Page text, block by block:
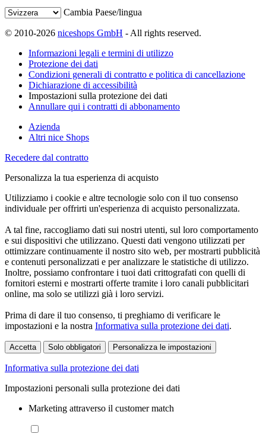
Cambia Paese/lingua
© 2010-2026 niceshops GmbH - All rights reserved.
Informazioni legali e termini di utilizzo
Protezione dei dati
Condizioni generali di contratto e politica di cancellazione
Dichiarazione di accessibilità
Impostazioni sulla protezione dei dati
Annullare qui i contratti di abbonamento
Azienda
Altri nice Shops
Recedere dal contratto
Personalizza la tua esperienza di acquisto
Utilizziamo i cookie e altre tecnologie solo con il tuo consenso
individuale per offrirti un'esperienza di acquisto personalizzata.
A tal fine, raccogliamo dati sui nostri utenti, sul loro comportamento
e sui dispositivi che utilizzano. Questi dati vengono utilizzati per
ottimizzare continuamente il nostro sito web, per mostrarti pubblicità
e contenuti personalizzati e per analizzare le statistiche di utilizzo.
Inoltre, possiamo confrontare i tuoi dati crittografati con quelli di
fornitori esterni e mostrarti offerte tramite i loro canali pubblicitari
online, ma solo se utilizzi già i loro servizi.
Prima di dare il tuo consenso, ti preghiamo di verificare le
impostazioni e la nostra Informativa sulla protezione dei dati.
Accetta Solo obbligatori Personalizza le impostazioni
Informativa sulla protezione dei dati
Impostazioni personali sulla protezione dei dati
Marketing attraverso il customer match